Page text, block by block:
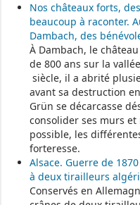
Nos châteaux forts,
beaucoup à raconter.
Dambach, des
À Dambach, le
de 800 ans sur la
siècle, il a abrité
avant sa destruction
Grün se décarcasse
consolider ses murs et
possible, les
forteresse.
Alsace. Guerre de
à deux tirailleurs
Conservés en